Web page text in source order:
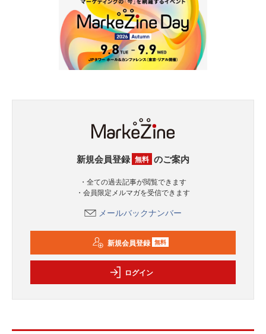
新規会員登録 無料 のご案内
・全ての過去記事が閲覧できます
・会員限定メルマガを受信できます
メールバックナンバー
新規会員登録 無料
ログイン